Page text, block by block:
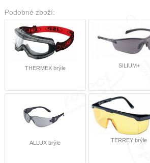
Podobné zboží:
THERMEX brýle SILIUM+
ALLUX brýle TERREY brýle